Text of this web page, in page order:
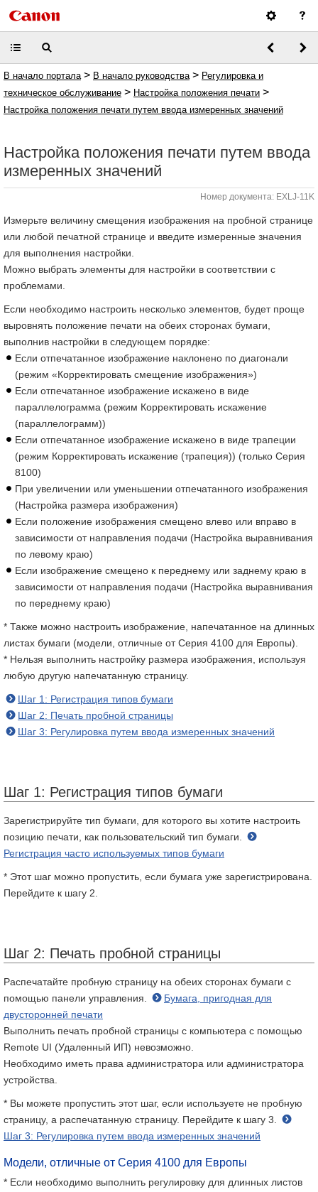
В начало портала > В начало руководства > Регулировка и
техническое обслуживание > Настройка положения печати >
Настройка положения печати путем ввода измеренных значений
Настройка положения печати путем ввода
измеренных значений
Номер документа: EXLJ-11K
Измерьте величину смещения изображения на пробной странице
или любой печатной странице и введите измеренные значения
для выполнения настройки.
Можно выбрать элементы для настройки в соответствии с
проблемами.
Если необходимо настроить несколько элементов, будет проще
выровнять положение печати на обеих сторонах бумаги,
выполнив настройки в следующем порядке:
Если отпечатанное изображение наклонено по диагонали
(режим «Корректировать смещение изображения»)
Если отпечатанное изображение искажено в виде
параллелограмма (режим Корректировать искажение
(параллелограмм))
Если отпечатанное изображение искажено в виде трапеции
(режим Корректировать искажение (трапеция)) (только Серия
8100)
При увеличении или уменьшении отпечатанного изображения
(Настройка размера изображения)
Если положение изображения смещено влево или вправо в
зависимости от направления подачи (Настройка выравнивания
по левому краю)
Если изображение смещено к переднему или заднему краю в
зависимости от направления подачи (Настройка выравнивания
по переднему краю)
* Также можно настроить изображение, напечатанное на длинных
листах бумаги (модели, отличные от Серия 4100 для Европы).
* Нельзя выполнить настройку размера изображения, используя
любую другую напечатанную страницу.
Шаг 1: Регистрация типов бумаги
Шаг 2: Печать пробной страницы
Шаг 3: Регулировка путем ввода измеренных значений
Шаг 1: Регистрация типов бумаги
Зарегистрируйте тип бумаги, для которого вы хотите настроить
позицию печати, как пользовательский тип бумаги.
Регистрация часто используемых типов бумаги
* Этот шаг можно пропустить, если бумага уже зарегистрирована.
Перейдите к шагу 2.
Шаг 2: Печать пробной страницы
Распечатайте пробную страницу на обеих сторонах бумаги с
помощью панели управления.
Бумага, пригодная для
двусторонней печати
Выполнить печать пробной страницы с компьютера с помощью
Remote UI (Удаленный ИП) невозможно.
Необходимо иметь права администратора или администратора
устройства.
* Вы можете пропустить этот шаг, если используете не пробную
страницу, а распечатанную страницу. Перейдите к шагу 3.
Шаг 3: Регулировка путем ввода измеренных значений
Модели, отличные от Серия 4100 для Европы
* Если необходимо выполнить регулировку для длинных листов